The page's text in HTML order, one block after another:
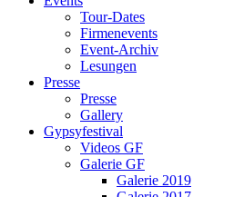
Tour-Dates
Firmenevents
Event-Archiv
Lesungen
Presse
Presse
Gallery
Gypsyfestival
Videos GF
Galerie GF
Galerie 2019